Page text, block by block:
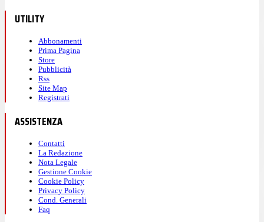
UTILITY
Abbonamenti
Prima Pagina
Store
Pubblicità
Rss
Site Map
Registrati
ASSISTENZA
Contatti
La Redazione
Nota Legale
Gestione Cookie
Cookie Policy
Privacy Policy
Cond. Generali
Faq